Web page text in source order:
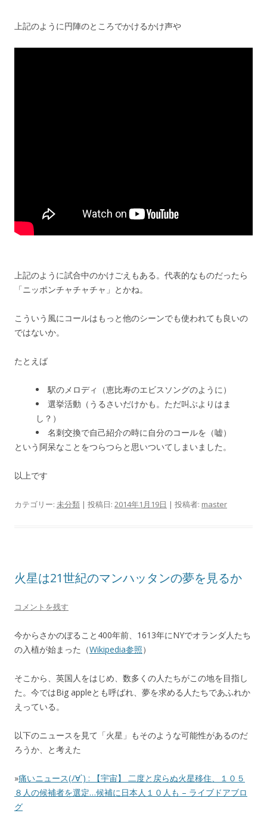
上記のように円陣のところでかけるかけ声や
上記のように試合中のかけごえもある。代表的なものだったら
「ニッポンチャチャチャ」とかね。
こういう風にコールはもっと他のシーンでも使われても良いの
ではないか。
たとえば
駅のメロディ（恵比寿のエビスソングのように）
選挙活動（うるさいだけかも。ただ叫ぶよりはま
し？）
名刺交換で自己紹介の時に自分のコールを（嘘）
という阿呆なことをつらつらと思いついてしまいました。
以上です
カテゴリー: 未分類 | 投稿日: 2014年1月19日 | 投稿者: master
火星は21世紀のマンハッタンの夢を見るか
コメントを残す
今からさかのぼること400年前、1613年にNYでオランダ人たち
の入植が始まった（Wikipedia参照）
そこから、英国人をはじめ、数多くの人たちがこの地を目指し
た。今ではBig appleとも呼ばれ、夢を求める人たちであふれか
えっている。
以下のニュースを見て「火星」もそのような可能性があるのだ
ろうか、と考えた
»痛いニュース(ﾉ∀`) : 【宇宙】 二度と戻らぬ火星移住、１０５
８人の候補者を選定…候補に日本人１０人も – ライブドアブロ
グ